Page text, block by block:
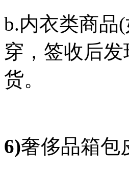
b.内衣类商品
穿，签收后
货。
6)奢侈品箱包